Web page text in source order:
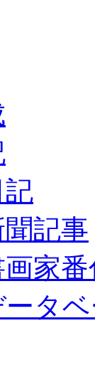
記事
家
タ